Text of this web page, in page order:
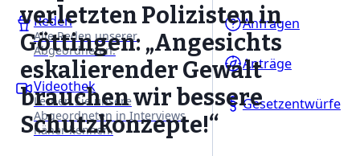
Reden
Alle Reden unserer
Abgeordneten.
Videothek
Lernen Sie unsere
Abgeordneten in Interviews
näher kennen.
Anfragen
Anträge
Gesetzentwürfe
verletzten Polizisten in
Göttingen: „Angesichts
eskalierender Gewalt
brauchen wir bessere
Schutzkonzepte!“